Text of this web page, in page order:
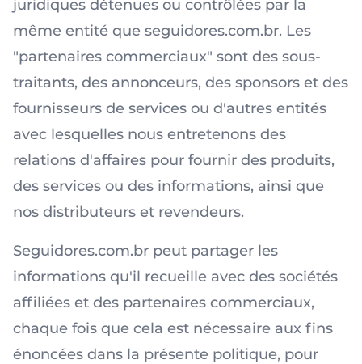
juridiques détenues ou contrôlées par la
même entité que seguidores.com.br. Les
"partenaires commerciaux" sont des sous-
traitants, des annonceurs, des sponsors et des
fournisseurs de services ou d'autres entités
avec lesquelles nous entretenons des
relations d'affaires pour fournir des produits,
des services ou des informations, ainsi que
nos distributeurs et revendeurs.
Seguidores.com.br peut partager les
informations qu'il recueille avec des sociétés
affiliées et des partenaires commerciaux,
chaque fois que cela est nécessaire aux fins
énoncées dans la présente politique, pour